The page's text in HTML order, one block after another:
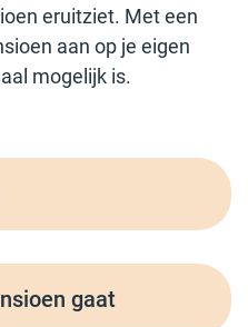
eruitziet. Met een
aan op je eigen
mogelijk is.
gaat